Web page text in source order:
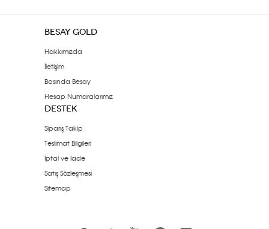
BESAY GOLD
Hakkımızda
İletişim
Basında Besay
Hesap Numaralarımız
DESTEK
Sipariş Takip
Teslimat Bilgileri
İptal ve İade
Satış Sözleşmesi
Sitemap